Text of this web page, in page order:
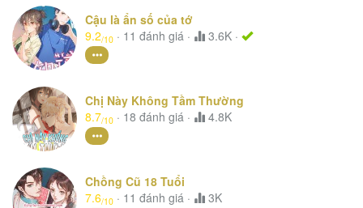
Cậu là ẩn số của tớ
9.2/10 · 11 đánh giá · 3.6K ·
Chị Này Không Tầm Thường
8.7/10 · 18 đánh giá · 4.8K
Chồng Cũ 18 Tuổi
7.6/10 · 11 đánh giá · 3K